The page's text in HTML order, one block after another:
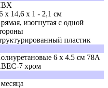
x 14,6 x 1 - 2,1 см
изогнутая с одной
пластик
6 x 4.5 см 78А
7 хром